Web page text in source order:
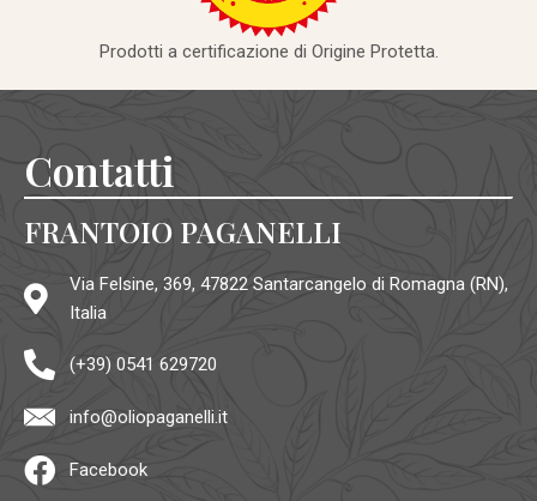
Prodotti a certificazione di Origine Protetta.
Contatti
FRANTOIO PAGANELLI
Via Felsine, 369, 47822 Santarcangelo di Romagna (RN),
Italia
(+39) 0541 629720
info@oliopaganelli.it
Facebook